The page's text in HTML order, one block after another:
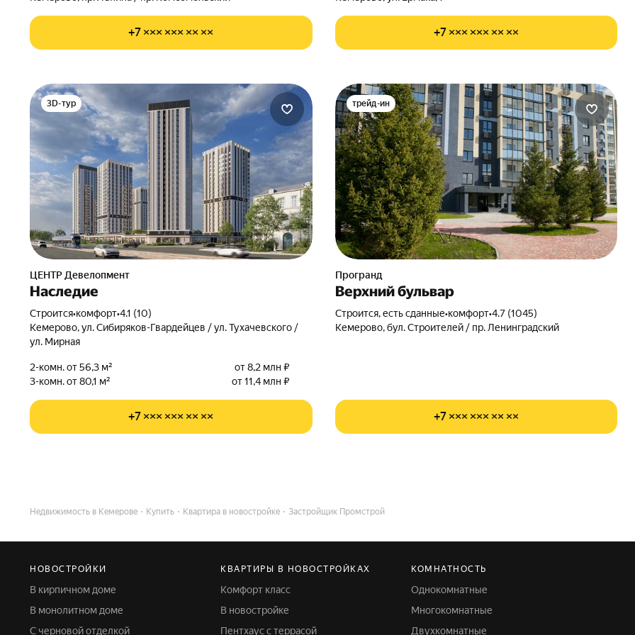
+7 ××× ××× ×× ×× +7 ××× ××× ×× ××
3D-тур
ЦЕНТР Девелопмент
Наследие
Строится•комфорт•4.1 (10)
Кемерово, ул. Сибиряков-Гвардейцев / ул. Тухачевского /
ул. Мирная
2-комн. от 56,3 м²
от 8,2 млн ₽
3-комн. от 80,1 м²
от 11,4 млн ₽
+7 ××× ××× ×× ××
трейд-ин
Програнд
Верхний бульвар
Строится, есть сданные•комфорт•4.7 (1045)
Кемерово, бул. Строителей / пр. Ленинградский
+7 ××× ××× ×× ××
Недвижимость в Кемерове Купить Квартира в новостройке Застройщик Промстрой
НОВОСТРОЙКИ
В кирпичном доме
В монолитном доме
С черновой отделкой
КВАРТИРЫ В НОВОСТРОЙКАХ
Комфорт класс
В новостройке
Пентхаус с террасой
КОМНАТНОСТЬ
Однокомнатные
Многокомнатные
Двухкомнатные